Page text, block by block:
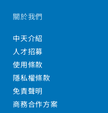
關於我們
中天介紹
人才招募
使用條款
隱私權條款
免責聲明
商務合作方案